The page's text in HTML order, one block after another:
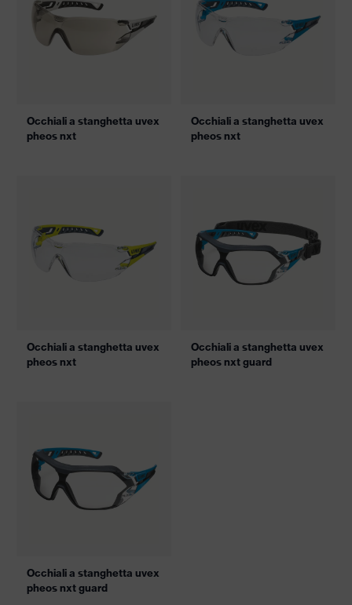
Occhiali a stanghetta uvex
pheos nxt
Occhiali a stanghetta uvex
pheos nxt
Occhiali a stanghetta uvex
pheos nxt
Occhiali a stanghetta uvex
pheos nxt guard
Occhiali a stanghetta uvex
pheos nxt guard